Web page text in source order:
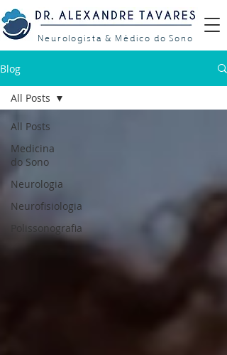
Neurologista & Médico do Sono
Blog
All Posts
Medicina
do Sono
Neurologia
Neurofisiologia
Polissonografia
All Posts